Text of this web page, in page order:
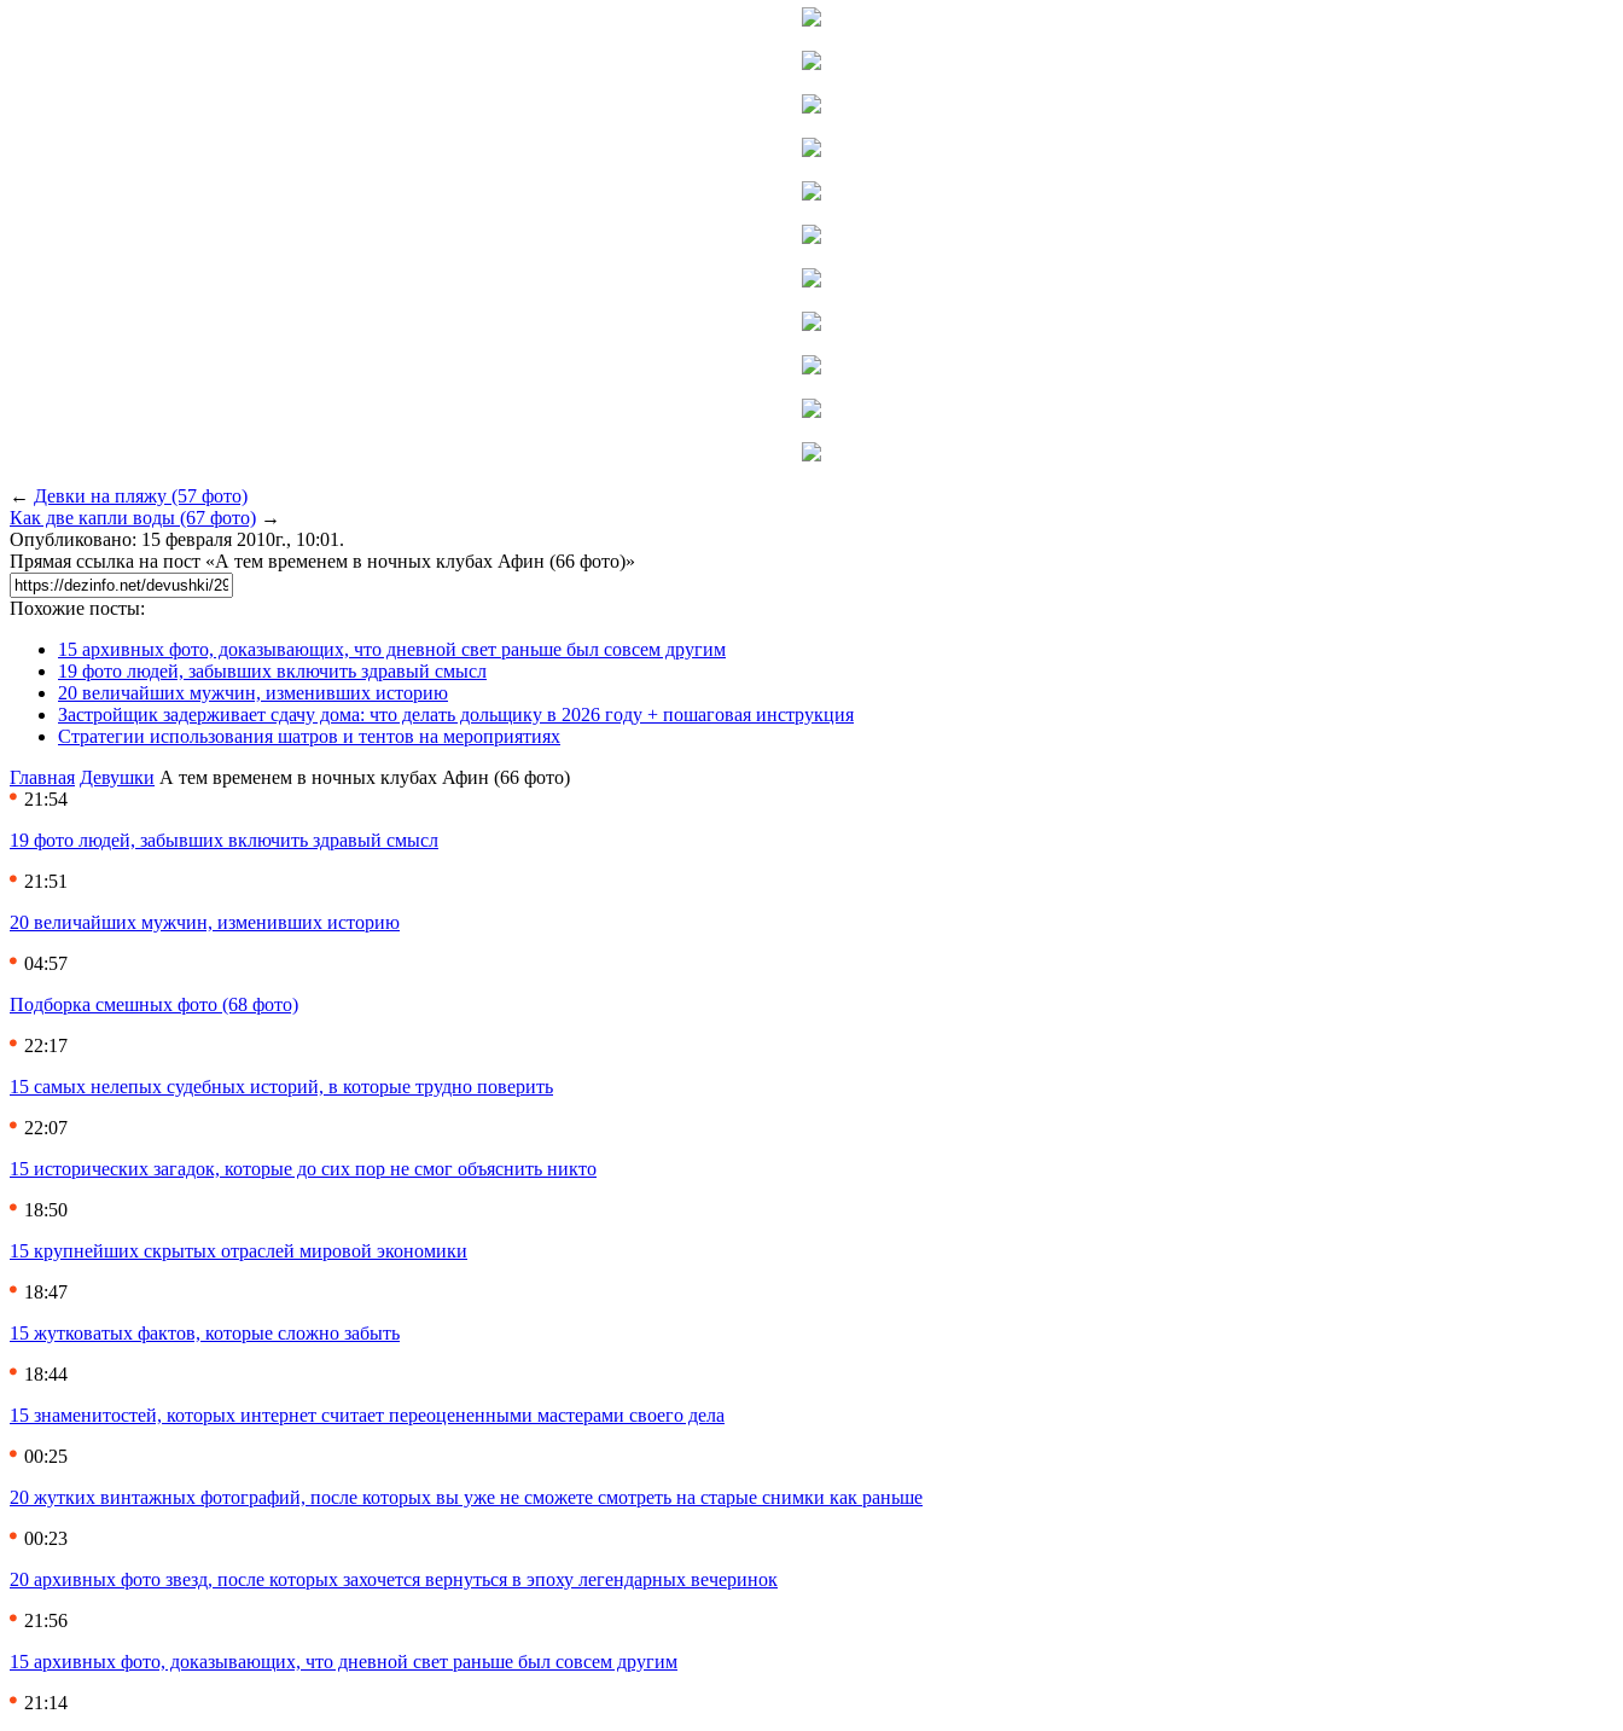
← Девки на пляжу (57 фото)
Как две капли воды (67 фото) →
Опубликовано: 15 февраля 2010г., 10:01.
Прямая ссылка на пост «А тем временем в ночных клубах Афин (66 фото)»
Похожие посты:
15 архивных фото, доказывающих, что дневной свет раньше был совсем другим
19 фото людей, забывших включить здравый смысл
20 величайших мужчин, изменивших историю
Застройщик задерживает сдачу дома: что делать дольщику в 2026 году + пошаговая инструкция
Стратегии использования шатров и тентов на мероприятиях
Главная Девушки А тем временем в ночных клубах Афин (66 фото)
21:54
19 фото людей, забывших включить здравый смысл
21:51
20 величайших мужчин, изменивших историю
04:57
Подборка смешных фото (68 фото)
22:17
15 самых нелепых судебных историй, в которые трудно поверить
22:07
15 исторических загадок, которые до сих пор не смог объяснить никто
18:50
15 крупнейших скрытых отраслей мировой экономики
18:47
15 жутковатых фактов, которые сложно забыть
18:44
15 знаменитостей, которых интернет считает переоцененными мастерами своего дела
00:25
20 жутких винтажных фотографий, после которых вы уже не сможете смотреть на старые снимки как раньше
00:23
20 архивных фото звезд, после которых захочется вернуться в эпоху легендарных вечеринок
21:56
15 архивных фото, доказывающих, что дневной свет раньше был совсем другим
21:14